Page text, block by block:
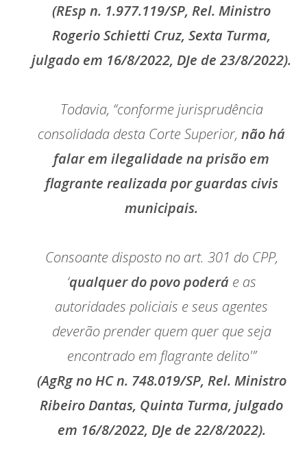
(REsp n. 1.977.119/SP, Rel. Ministro
Rogerio Schietti Cruz, Sexta Turma,
julgado em 16/8/2022, DJe de 23/8/2022).
Todavia, “conforme jurisprudência
consolidada desta Corte Superior, não há
falar em ilegalidade na prisão em
flagrante realizada por guardas civis
municipais.
Consoante disposto no art. 301 do CPP,
‘qualquer do povo poderá e as
autoridades policiais e seus agentes
deverão prender quem quer que seja
encontrado em flagrante delito'”
(AgRg no HC n. 748.019/SP, Rel. Ministro
Ribeiro Dantas, Quinta Turma, julgado
em 16/8/2022, DJe de 22/8/2022).